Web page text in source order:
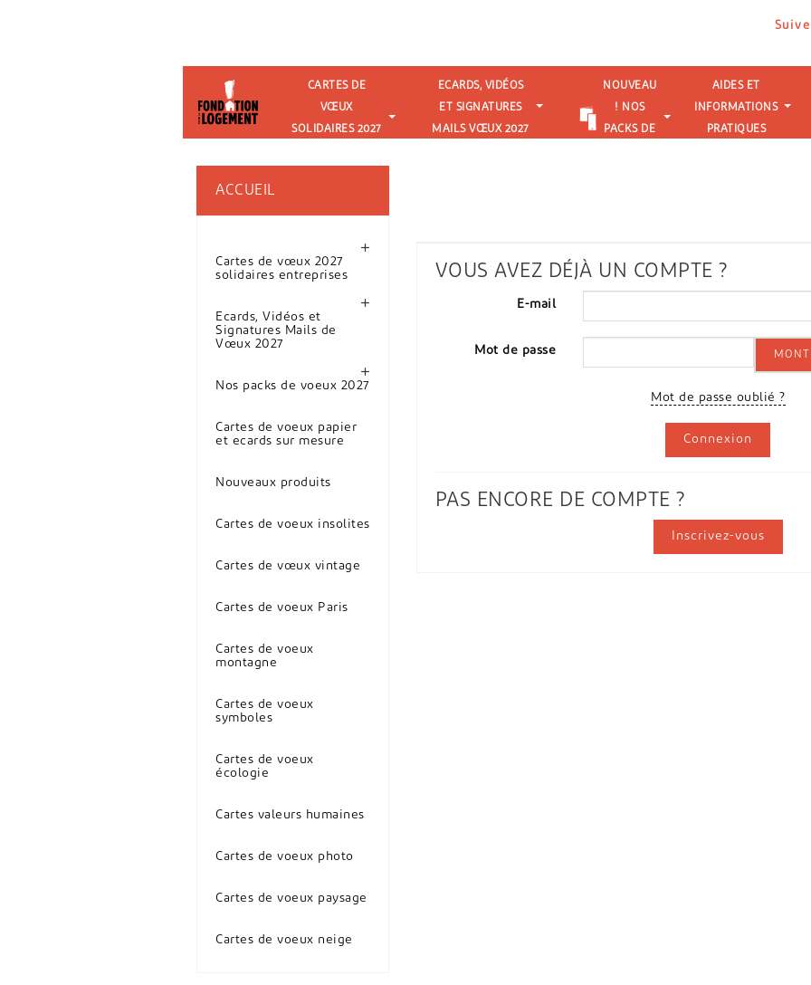
CARTES DE
VŒUX
SOLIDAIRES 2027
ECARDS, VIDÉOS
ET SIGNATURES
MAILS VŒUX 2027
NOUVEAU
! NOS
PACKS DE
AIDES ET
INFORMATIONS
PRATIQUES
ACCUEIL
Cartes de vœux 2027
solidaires entreprises

Ecards, Vidéos et
Signatures Mails de
Vœux 2027

Nos packs de voeux 2027

Cartes de voeux papier
et ecards sur mesure
Nouveaux produits
Cartes de voeux insolites
Cartes de vœux vintage
Cartes de voeux Paris
Cartes de voeux
montagne
Cartes de voeux
symboles
Cartes de voeux
écologie
Cartes valeurs humaines
Cartes de voeux photo
Cartes de voeux paysage
Cartes de voeux neige
VOUS AVEZ DÉJÀ UN COMPTE ?
E-mail
Mot de passe
Mot de passe oublié ?
Connexion
PAS ENCORE DE COMPTE ?
Inscrivez-vous